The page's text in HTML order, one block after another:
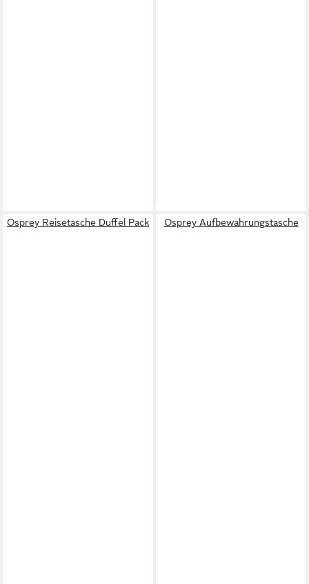
Osprey Reisetasche Duffel Pack Osprey Aufbewahrungstasche